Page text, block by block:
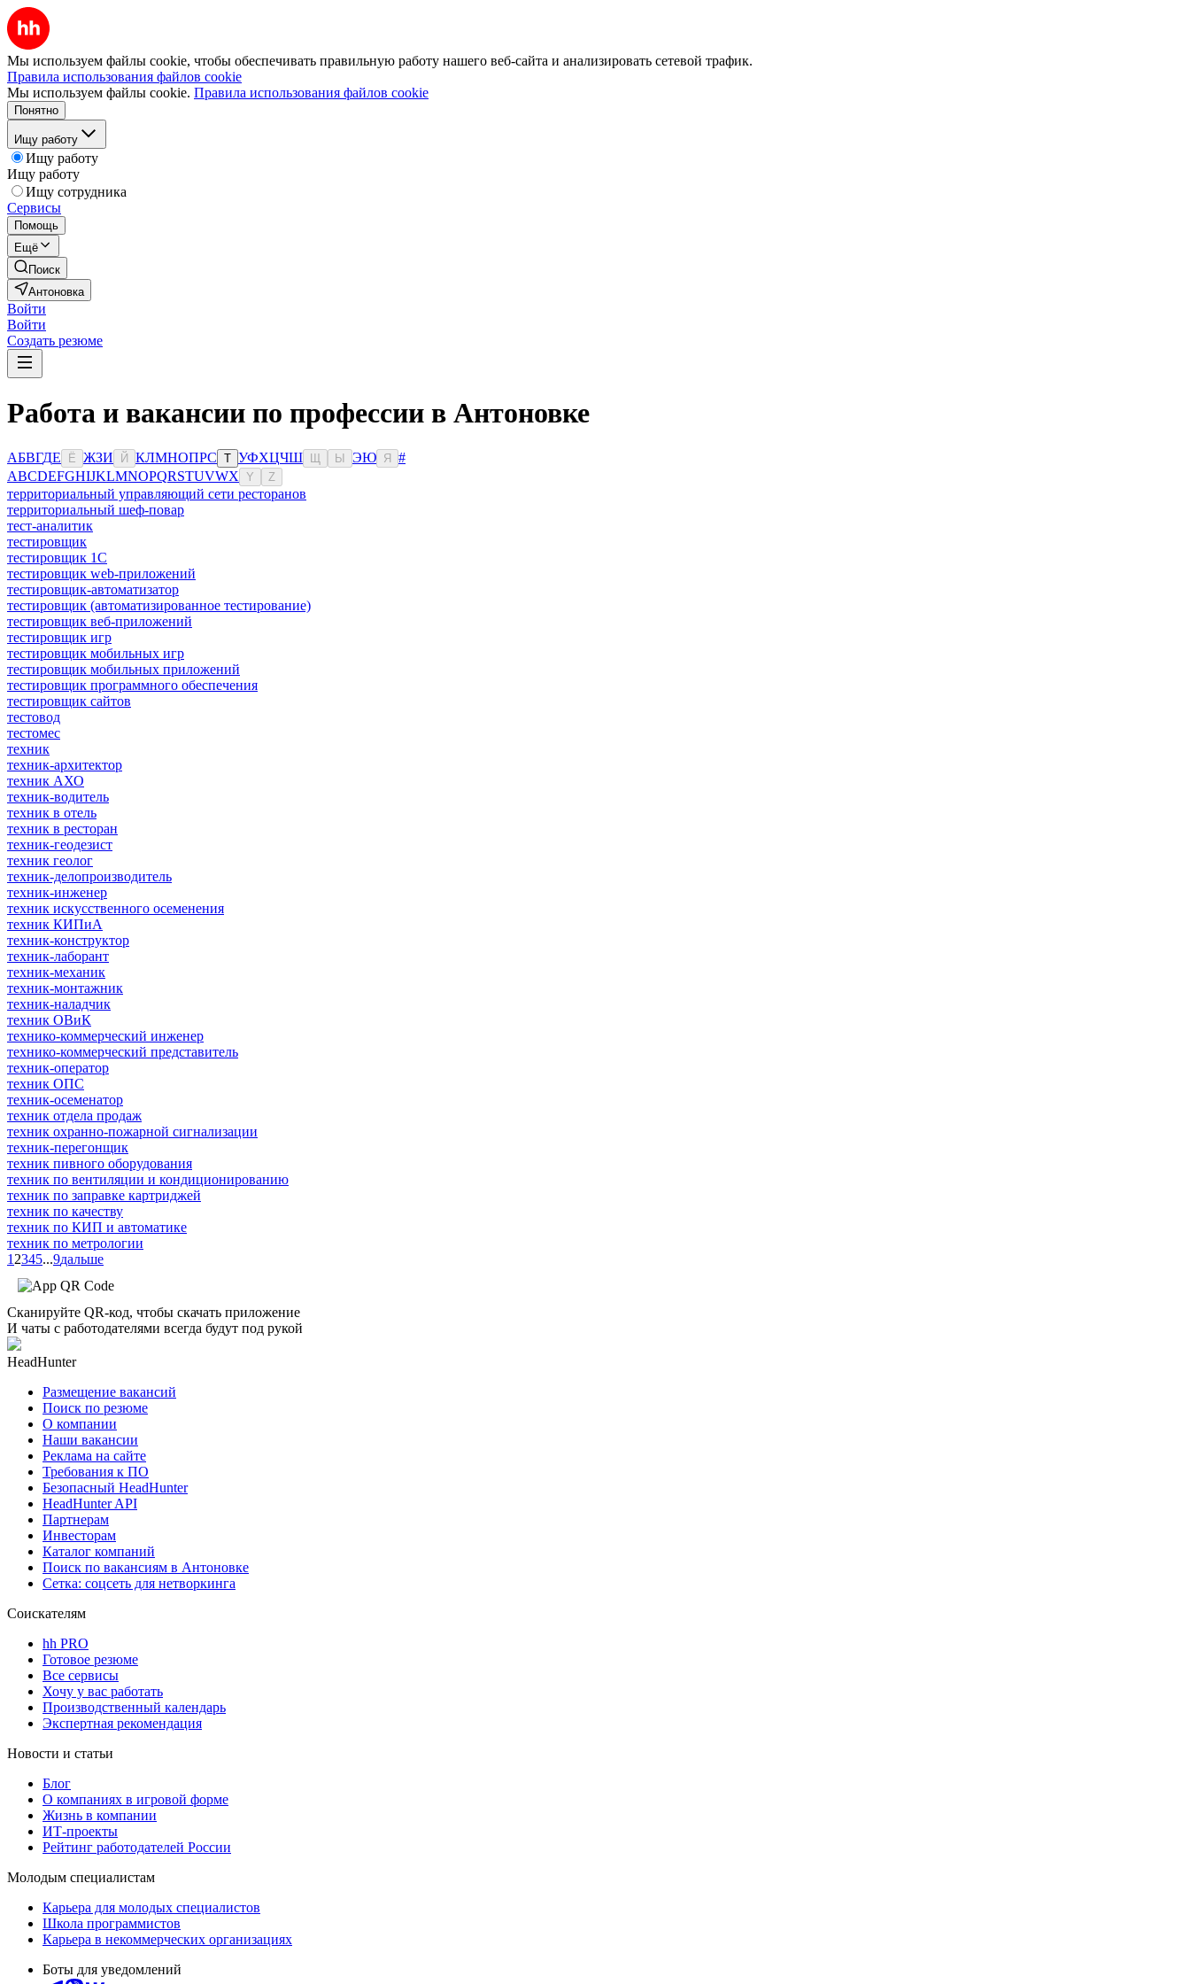
Мы используем файлы cookie, чтобы обеспечивать правильную работу нашего веб-сайта и анализировать сетевой трафик.
Правила использования файлов cookie
Мы используем файлы cookie. Правила использования файлов cookie
Понятно
Ищу работу
Ищу работу
Ищу работу
Ищу сотрудника
Сервисы
Помощь
Ещё
Поиск
Антоновка
Войти
Войти
Создать резюме
Работа и вакансии по профессии в Антоновке
АБВГДЕ Ё ЖЗИ Й КЛМНОПРС Т УФХЦЧШ Ы ЭЮ Я
#
ABCDEFGHIJKLMNOPQRSTUVWX Y Z
территориальный управляющий сети ресторанов
территориальный шеф-повар
тест-аналитик
тестировщик
тестировщик 1С
тестировщик web-приложений
тестировщик-автоматизатор
тестировщик (автоматизированное тестирование)
тестировщик веб-приложений
тестировщик игр
тестировщик мобильных игр
тестировщик мобильных приложений
тестировщик программного обеспечения
тестировщик сайтов
тестовод
тестомес
техник
техник-архитектор
техник АХО
техник-водитель
техник в отель
техник в ресторан
техник-геодезист
техник геолог
техник-делопроизводитель
техник-инженер
техник искусственного осеменения
техник КИПиА
техник-конструктор
техник-лаборант
техник-механик
техник-монтажник
техник-наладчик
техник ОВиК
технико-коммерческий инженер
технико-коммерческий представитель
техник-оператор
техник ОПС
техник-осеменатор
техник отдела продаж
техник охранно-пожарной сигнализации
техник-перегонщик
техник пивного оборудования
техник по вентиляции и кондиционированию
техник по заправке картриджей
техник по качеству
техник по КИП и автоматике
техник по метрологии
1 2345...9дальше
Сканируйте QR-код, чтобы скачать приложение
И чаты с работодателями всегда будут под рукой
HeadHunter
Размещение вакансий
Поиск по резюме
О компании
Наши вакансии
Реклама на сайте
Требования к ПО
Безопасный HeadHunter
HeadHunter API
Партнерам
Инвесторам
Каталог компаний
Поиск по вакансиям в Антоновке
Сетка: соцсеть для нетворкинга
Соискателям
hh PRO
Готовое резюме
Все сервисы
Хочу у вас работать
Производственный календарь
Экспертная рекомендация
Новости и статьи
Блог
О компаниях в игровой форме
Жизнь в компании
ИТ-проекты
Рейтинг работодателей России
Молодым специалистам
Карьера для молодых специалистов
Школа программистов
Карьера в некоммерческих организациях
Боты для уведомлений